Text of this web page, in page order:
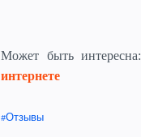
Может быть интересна:
интернете
Отзывы